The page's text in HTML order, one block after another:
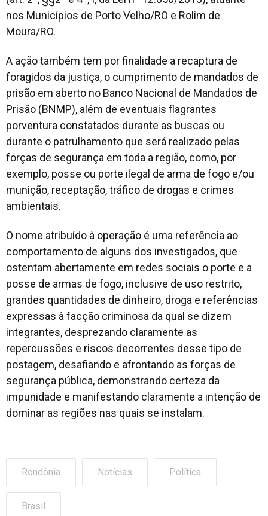
nos Municípios de Porto Velho/RO e Rolim de
Moura/RO.
A ação também tem por finalidade a recaptura de
foragidos da justiça, o cumprimento de mandados de
prisão em aberto no Banco Nacional de Mandados de
Prisão (BNMP), além de eventuais flagrantes
porventura constatados durante as buscas ou
durante o patrulhamento que será realizado pelas
forças de segurança em toda a região, como, por
exemplo, posse ou porte ilegal de arma de fogo e/ou
munição, receptação, tráfico de drogas e crimes
ambientais.
O nome atribuído à operação é uma referência ao
comportamento de alguns dos investigados, que
ostentam abertamente em redes sociais o porte e a
posse de armas de fogo, inclusive de uso restrito,
grandes quantidades de dinheiro, droga e referências
expressas à facção criminosa da qual se dizem
integrantes, desprezando claramente as
repercussões e riscos decorrentes desse tipo de
postagem, desafiando e afrontando as forças de
segurança pública, demonstrando certeza da
impunidade e manifestando claramente a intenção de
dominar as regiões nas quais se instalam.
Rondônia Notícias Política
Brasil